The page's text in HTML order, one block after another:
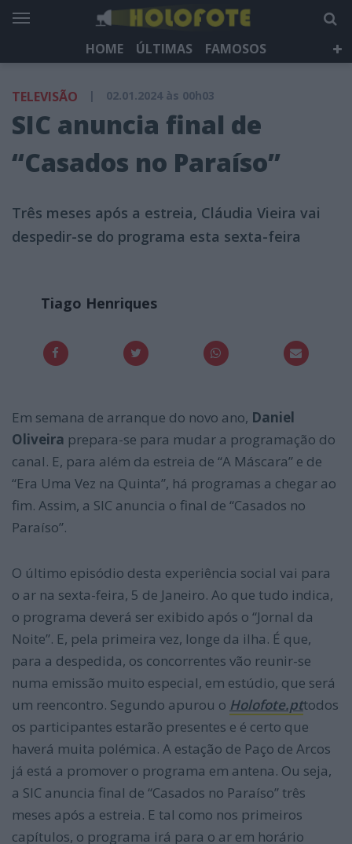
HOME ÚLTIMAS
FAMOSOS
HOLOFOTE TV
NEWSLETTER
TELEVISÃO | 02.01.2024 às 00h03
SIC anuncia final de
“Casados no Paraíso”
Três meses após a estreia, Cláudia Vieira vai
despedir-se do programa esta sexta-feira
Tiago Henriques
Em semana de arranque do novo ano, Daniel
Oliveira prepara-se para mudar a programação do
canal. E, para além da estreia de “A Máscara” e de
“Era Uma Vez na Quinta”, há programas a chegar ao
fim. Assim, a SIC anuncia o final de “Casados no
Paraíso”.
O último episódio desta experiência social vai para
o ar na sexta-feira, 5 de Janeiro. Ao que tudo indica,
o programa deverá ser exibido após o “Jornal da
Noite”. E, pela primeira vez, longe da ilha. É que,
para a despedida, os concorrentes vão reunir-se
numa emissão muito especial, em estúdio, que será
um reencontro. Segundo apurou o Holofote.pttodos
os participantes estarão presentes e é certo que
haverá muita polémica. A estação de Paço de Arcos
já está a promover o programa em antena. Ou seja,
a SIC anuncia final de “Casados no Paraíso” três
meses após a estreia. E tal como nos primeiros
capítulos, o programa irá para o ar em horário